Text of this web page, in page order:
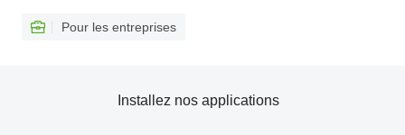
Pour les entreprises
Installez nos applications